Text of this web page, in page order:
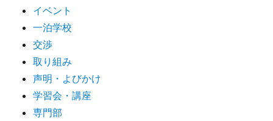
イベント
一泊学校
交渉
取り組み
声明・よびかけ
学習会・講座
専門部